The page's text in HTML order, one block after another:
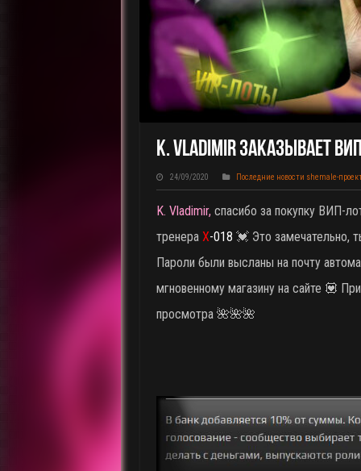
K. Vladimir Заказывает
24/09/2020 Последние новости shemale-
K. Vladimir, спасибо за покупку ВИП-
тренера X-018 💓 Это замечательно,
Пароли были высланы на почту
мгновенному магазину на сайте 💟
просмотра 🌺🌺🌺